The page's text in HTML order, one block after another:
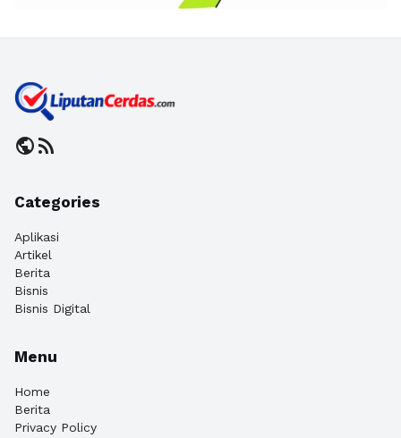
publicrss_feed
Categories
Aplikasi
Artikel
Berita
Bisnis
Bisnis Digital
Menu
Home
Berita
Privacy Policy